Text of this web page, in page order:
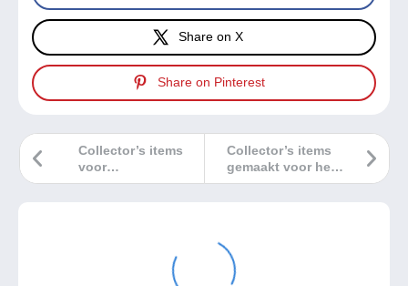
Share on X
Share on Pinterest
Collector’s items
gemaakt voor het
20 jarig bestaan
Collector’s items
voor
postzegelliefhebbers